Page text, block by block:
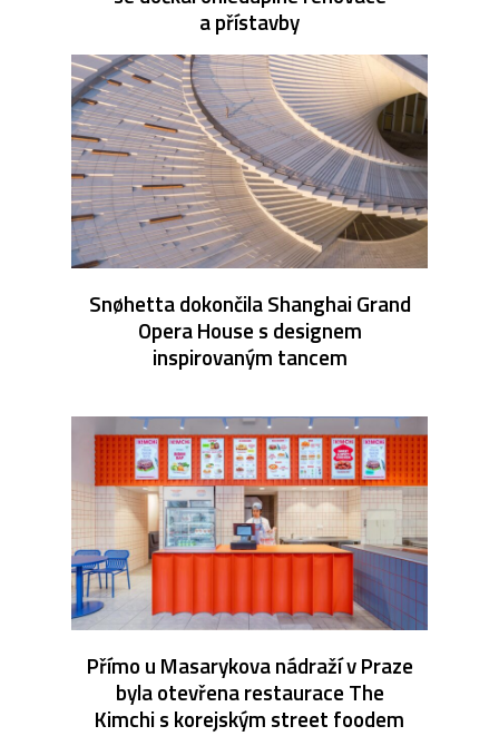
a přístavby
Snøhetta dokončila Shanghai Grand
Opera House s designem
inspirovaným tancem
Přímo u Masarykova nádraží v Praze
byla otevřena restaurace The
Kimchi s korejským street foodem